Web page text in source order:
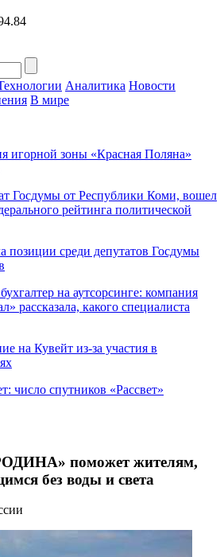
Аналитика Новости
В мире
игорной зоны «Красная Поляна»
Госдумы от Республики Коми, вошел
рейтинга политической
позиции среди депутатов Госдумы
на аутсорсинге: компания
рассказала, какого специалиста
на Кувейт из-за участия в
число спутников «Рассвет»
поможет жителям,
без воды и света